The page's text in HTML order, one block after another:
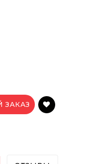
ЗАКАЗ